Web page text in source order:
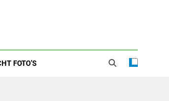
en privéleven
FOTO’S